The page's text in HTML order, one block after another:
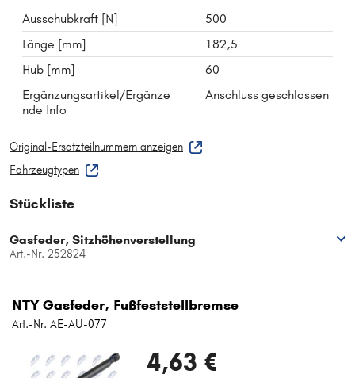
Ausschubkraft [N]
500
Länge [mm]
182,5
Hub [mm]
60
Ergänzungsartikel/Ergänze
nde Info
Anschluss geschlossen
Original-Ersatzteilnummern anzeigen
Fahrzeugtypen
Stückliste
Gasfeder, Sitzhöhenverstellung
Art.-Nr. 252824
NTY Gasfeder, Fußfeststellbremse
Art.-Nr. AE-AU-077
4,63 €